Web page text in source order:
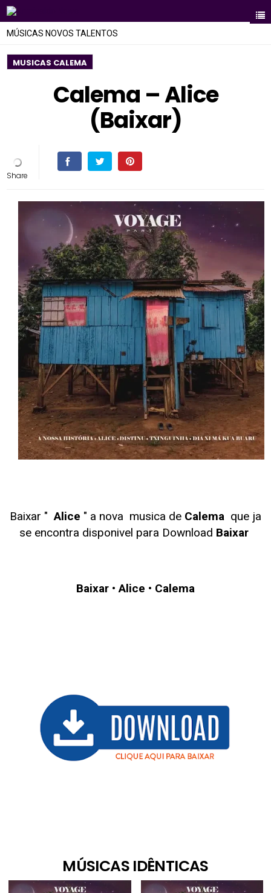
MÚSICAS NOVOS TALENTOS
MUSICAS CALEMA
Calema – Alice
(Baixar)
Baixar " Alice " a nova musica de Calema que ja
se encontra disponivel para Download Baixar
Baixar • Alice • Calema
MÚSICAS IDÊNTICAS